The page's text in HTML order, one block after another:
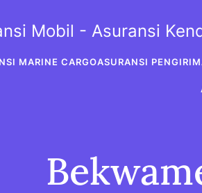
Mobil - Asuransi
MARINE CARGOASURANSI